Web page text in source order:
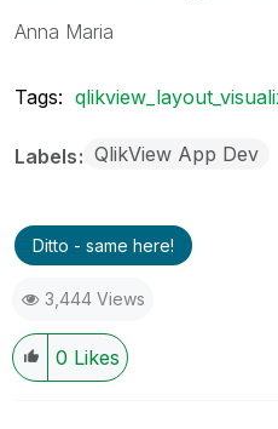
Anna Maria
Tags:
Labels QlikView App Dev
Ditto - same here!
3,444 Views
0 Likes